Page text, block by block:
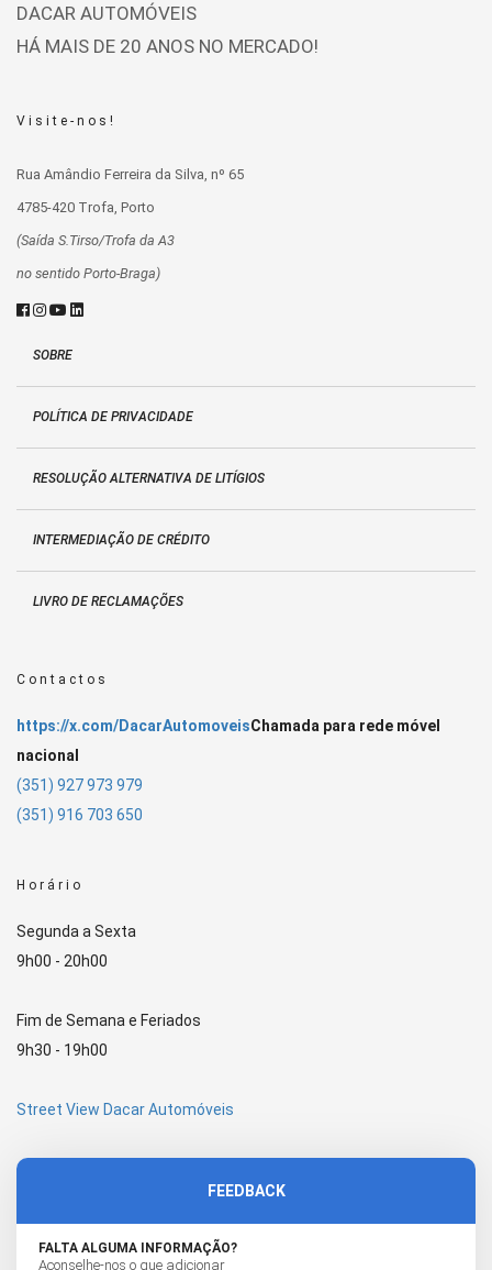
DACAR AUTOMÓVEIS
HÁ MAIS DE 20 ANOS NO MERCADO!
Visite-nos!
Rua Amândio Ferreira da Silva, nº 65
4785-420 Trofa, Porto
(Saída S.Tirso/Trofa da A3
no sentido Porto-Braga)
SOBRE
POLÍTICA DE PRIVACIDADE
RESOLUÇÃO ALTERNATIVA DE LITÍGIOS
INTERMEDIAÇÃO DE CRÉDITO
LIVRO DE RECLAMAÇÕES
Contactos
https://x.com/DacarAutomoveisChamada para rede móvel
nacional
(351) 927 973 979
(351) 916 703 650
Horário
Segunda a Sexta
9h00 - 20h00
Fim de Semana e Feriados
9h30 - 19h00
Street View Dacar Automóveis
FEEDBACK
FALTA ALGUMA INFORMAÇÃO?
Aconselhe-nos o que adicionar